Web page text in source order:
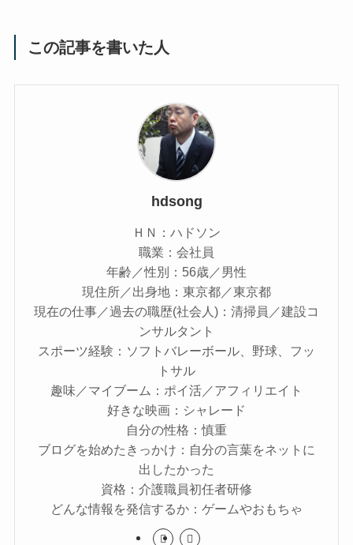
この記事を書いた人
hdsong
ＨＮ：ハドソン
職業：会社員
年齢／性別：56歳／男性
現住所／出身地：東京都／東京都
現在の仕事／過去の職歴(社会人)：清掃員／建設コ
ンサルタント
スポーツ経験：ソフトバレーボール、野球、フッ
トサル
趣味／マイブーム：ポイ活／アフィリエイト
好きな映画：シャレード
自分の性格：慎重
ブログを始めたきっかけ：自分の言葉をネットに
出したかった
資格：介護職員初任者研修
どんな情報を発信するか：ゲームやおもちゃ